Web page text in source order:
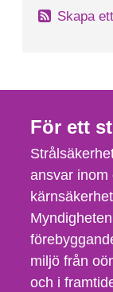
Skapa
För ett
ansvar inom
miljö från
och i